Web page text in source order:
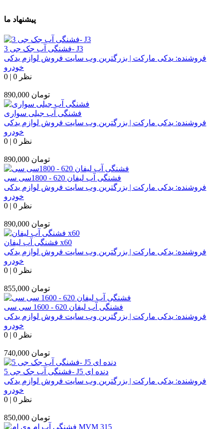
پیشنهاد ما
فشنگی آب جک جی 3- J3
فروشنده: یدکی مارکت | بزرگترین وب سایت فروش لوازم یدکی
خودرو
0 | 0 نظر
890,000 تومان
فشنگی آب جیلی سواری
فروشنده: یدکی مارکت | بزرگترین وب سایت فروش لوازم یدکی
خودرو
0 | 0 نظر
890,000 تومان
فشنگی آب لیفان 620 - 1800سی سی
فروشنده: یدکی مارکت | بزرگترین وب سایت فروش لوازم یدکی
خودرو
0 | 0 نظر
890,000 تومان
فشنگی آب لیفان x60
فروشنده: یدکی مارکت | بزرگترین وب سایت فروش لوازم یدکی
خودرو
0 | 0 نظر
855,000 تومان
فشنگی آب لیفان 620 - 1600 سی سی
فروشنده: یدکی مارکت | بزرگترین وب سایت فروش لوازم یدکی
خودرو
0 | 0 نظر
740,000 تومان
فشنگی آب جک جی 5- J5 دنده ای
فروشنده: یدکی مارکت | بزرگترین وب سایت فروش لوازم یدکی
خودرو
0 | 0 نظر
850,000 تومان